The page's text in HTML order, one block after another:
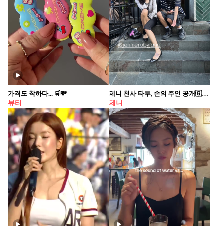
가격도 착하다... 🛒💸
뷰티
제니 천사 타투, 손의 주인 공개🇬🇧🖤
제니